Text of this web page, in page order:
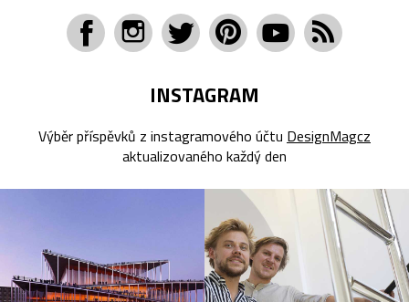
INSTAGRAM
Výběr příspěvků z instagramového účtu DesignMagcz
aktualizovaného každý den